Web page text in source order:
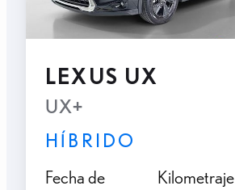
LEXUS UX
UX+
HÍBRIDO
Fecha de
Kilometraje